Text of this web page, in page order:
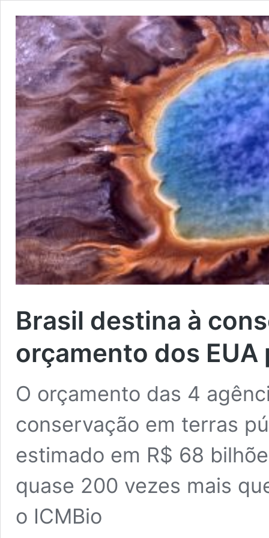
Brasil destina à
orçamento dos EUA
O orçamento das 4
conservação em terras
estimado em R$ 68
quase 200 vezes mais
o ICMBio